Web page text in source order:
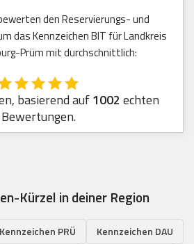
den Reservierungs- und
das Kennzeichen BIT für Landkreis
Prüm mit durchschnittlich:
basierend auf1002 echten
Bewertungen.
Kürzel in deiner Region
Kennzeichen PRÜ
Kennzeichen DAU